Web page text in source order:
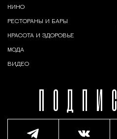
КИНО
РЕСТОРАНЫ И БАРЫ
КРАСОТА И ЗДОРОВЬЕ
МОДА
ВИДЕО